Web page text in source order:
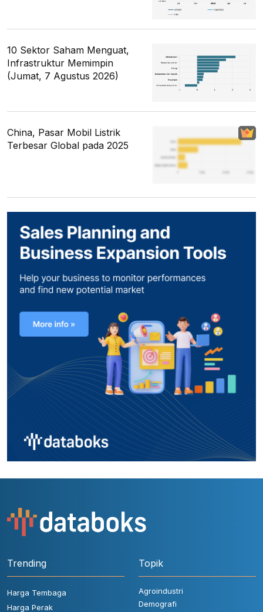
10 Sektor Saham Menguat,
Infrastruktur Memimpin
(Jumat, 7 Agustus 2026)
China, Pasar Mobil Listrik
Terbesar Global pada 2025
Trending
Harga Tembaga
Harga Perak
Topik
Agroindustri
Demografi